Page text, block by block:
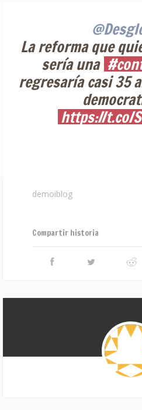
La reforma que
sería una
regresaría casi 35
https://t.co/
demoiblog
Compartir historia